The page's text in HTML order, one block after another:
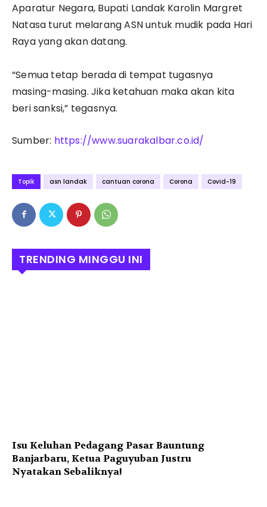
Aparatur Negara, Bupati Landak Karolin Margret
Natasa turut melarang ASN untuk mudik pada Hari
Raya yang akan datang.
“Semua tetap berada di tempat tugasnya
masing-masing. Jika ketahuan maka akan kita
beri sanksi,” tegasnya.
Sumber: https://www.suarakalbar.co.id/
Topik asn landak cantuan corona Corona Covid-19
TRENDING MINGGU INI
Isu Keluhan Pedagang Pasar Bauntung
Banjarbaru, Ketua Paguyuban Justru
Nyatakan Sebaliknya!